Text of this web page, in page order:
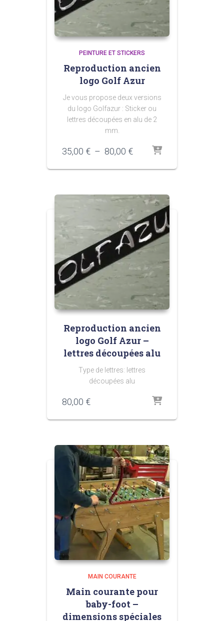
PEINTURE ET STICKERS
Reproduction ancien
logo Golf Azur
Je vous propose deux versions
du logo Golfazur : Sticker ou
lettres découpées en alu de 2
mm.
35,00 € – 80,00 €Plage
prix :
à
80,00 €
Reproduction ancien
logo Golf Azur –
lettres découpées alu
Type de lettres: lettres
découpées alu
80,00 €
MAIN COURANTE
Main courante pour
baby-foot –
dimensions spéciales